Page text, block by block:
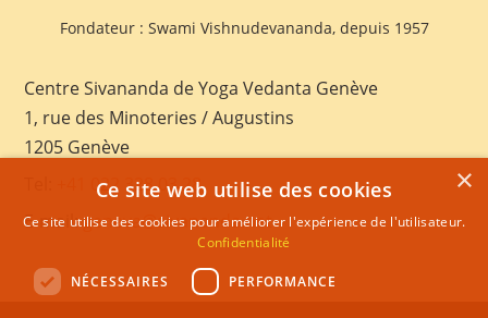
Fondateur : Swami Vishnudevananda, depuis 1957
Centre Sivananda de Yoga Vedanta Genève
1, rue des Minoteries / Augustins
1205 Genève
+41 022 328 03 28
E-mail:geneva@sivananda.net
×
Ce site web utilise des cookies
Ce site utilise des cookies pour améliorer l'expérience de l'utilisateur.
Confidentialité
NÉCESSAIRES PERFORMANCE